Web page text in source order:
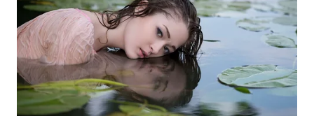
WN
KALBAR
WN
KALTENG